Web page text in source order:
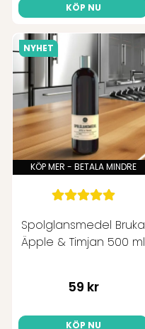
KÖP NU
KÖP MER - BETALA MINDRE
Spolglansmedel Bruka
Äpple & Timjan 500 ml
59 kr
KÖP NU
NYHET